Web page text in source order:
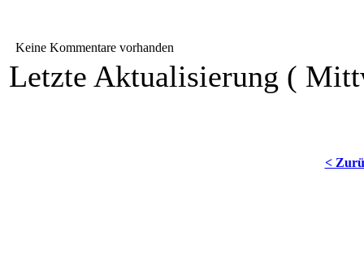
Keine Kommentare vorhanden
Letzte Aktualisierung (
<